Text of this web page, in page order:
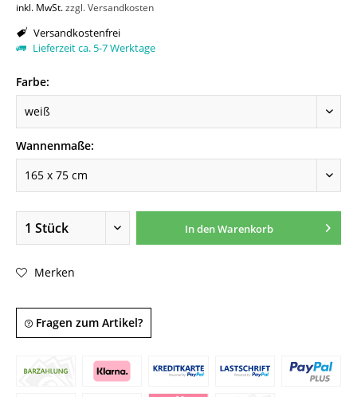
inkl. MwSt.zzgl. Versandkosten
Versandkostenfrei
Lieferzeit ca. 5-7 Werktage
Farbe:
Wannenmaße:
In denWarenkorb
Merken
Fragen zum Artikel?